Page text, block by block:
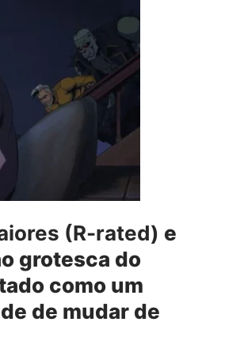
(R-rated) e
grotesca do
como um
de mudar de